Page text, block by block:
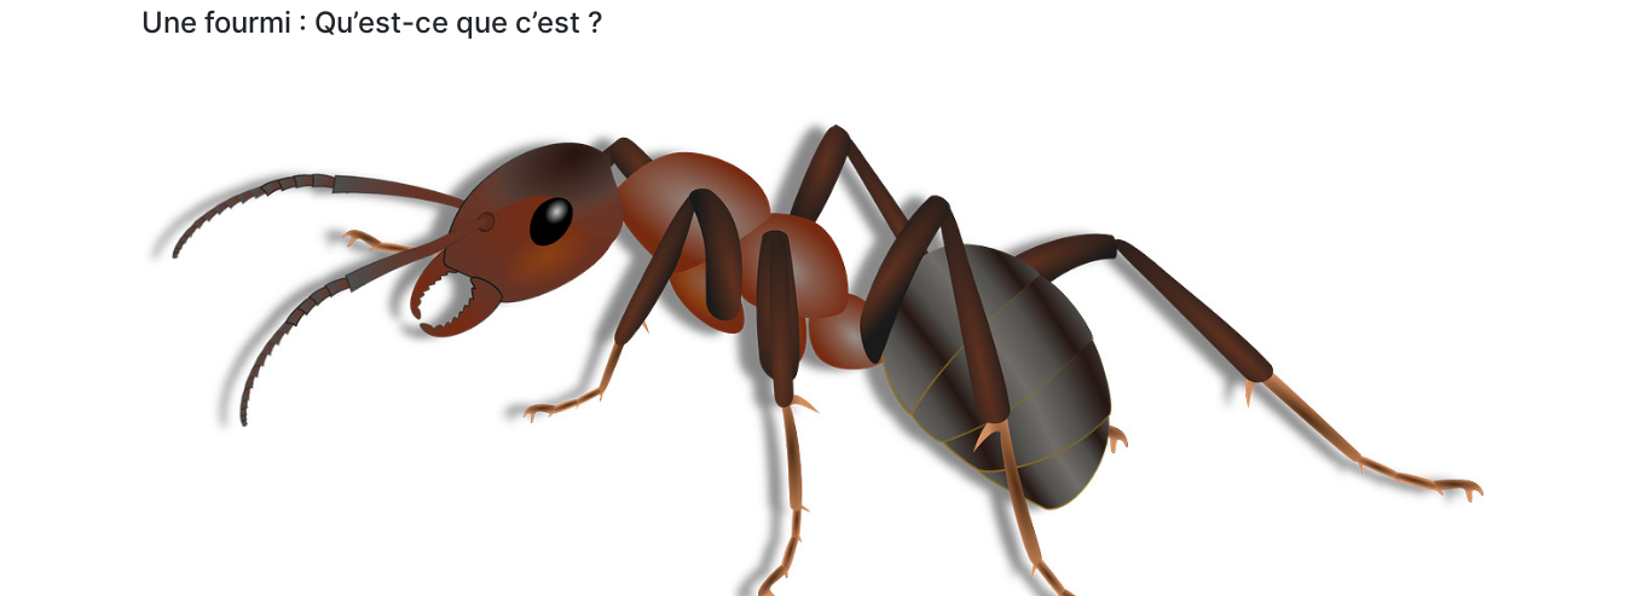
Une fourmi : Qu’est-ce que c’est ?